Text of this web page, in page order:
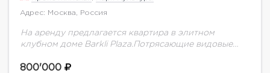
Адрес: Москва, Россия
На аренду предлагается квартира в элитном
клубном доме Barkli Plaza.Потрясающие видовые
функциональная планировка. Просторная гостиная
800'000